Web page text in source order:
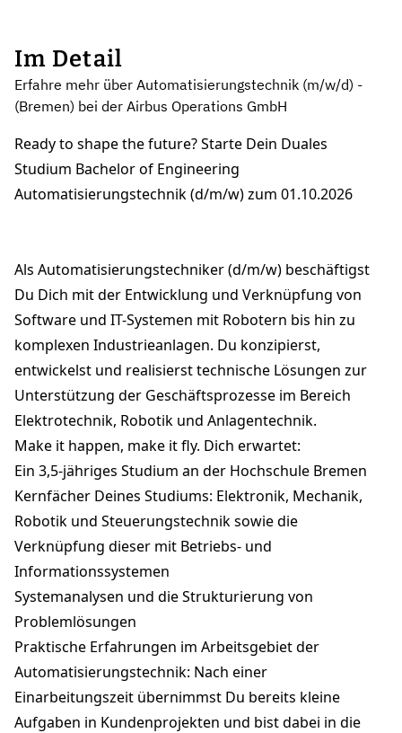
Im Detail
Erfahre mehr über Automatisierungstechnik (m/w/d) -
(Bremen) bei der Airbus Operations GmbH
Ready to shape the future? Starte Dein Duales
Studium Bachelor of Engineering
Automatisierungstechnik (d/m/w) zum 01.10.2026
Als Automatisierungstechniker (d/m/w) beschäftigst
Du Dich mit der Entwicklung und Verknüpfung von
Software und IT-Systemen mit Robotern bis hin zu
komplexen Industrieanlagen. Du konzipierst,
entwickelst und realisierst technische Lösungen zur
Unterstützung der Geschäftsprozesse im Bereich
Elektrotechnik, Robotik und Anlagentechnik.
Make it happen, make it fly. Dich erwartet:
Ein 3,5-jähriges Studium an der Hochschule Bremen
Kernfächer Deines Studiums: Elektronik, Mechanik,
Robotik und Steuerungstechnik sowie die
Verknüpfung dieser mit Betriebs- und
Informationssystemen
Systemanalysen und die Strukturierung von
Problemlösungen
Praktische Erfahrungen im Arbeitsgebiet der
Automatisierungstechnik: Nach einer
Einarbeitungszeit übernimmst Du bereits kleine
Aufgaben in Kundenprojekten und bist dabei in die